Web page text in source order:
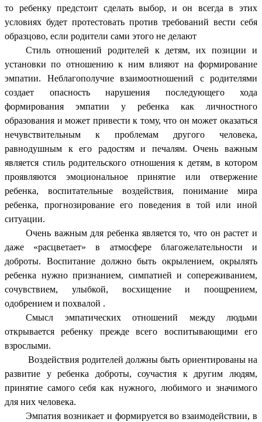
то ребенку предстоит сделать выбор, и он всегда в этих
условиях будет протестовать против требований вести себя
образцово, если родители сами этого не делают
Стиль отношений родителей к детям, их позиции и
установки по отношению к ним влияют на формирование
эмпатии. Неблагополучие взаимоотношений с родителями
создает опасность нарушения последующего хода
формирования эмпатии у ребенка как личностного
образования и может привести к тому, что он может оказаться
нечувствительным к проблемам другого человека,
равнодушным к его радостям и печалям. Очень важным
является стиль родительского отношения к детям, в котором
проявляются эмоциональное принятие или отвержение
ребенка, воспитательные воздействия, понимание мира
ребенка, прогнозирование его поведения в той или иной
ситуации.
Очень важным для ребенка является то, что он растет и
даже «расцветает» в атмосфере благожелательности и
доброты. Воспитание должно быть окрылением, окрылять
ребенка нужно признанием, симпатией и сопереживанием,
сочувствием, улыбкой, восхищение и поощрением,
одобрением и похвалой .
Смысл эмпатических отношений между людьми
открывается ребенку прежде всего воспитывающими его
взрослыми.
Воздействия родителей должны быть ориентированы на
развитие у ребенка доброты, соучастия к другим людям,
принятие самого себя как нужного, любимого и значимого
для них человека.
Эмпатия возникает и формируется во взаимодействии, в